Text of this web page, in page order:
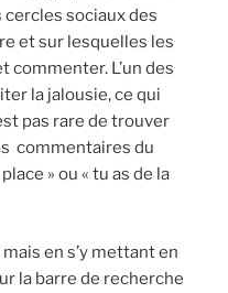
sociaux des
et sur lesquelles les
commenter. L’un des
la jalousie, ce qui
pas rare de trouver
commentaires du
» ou « tu as de la
en s’y mettant en
la barre de recherche